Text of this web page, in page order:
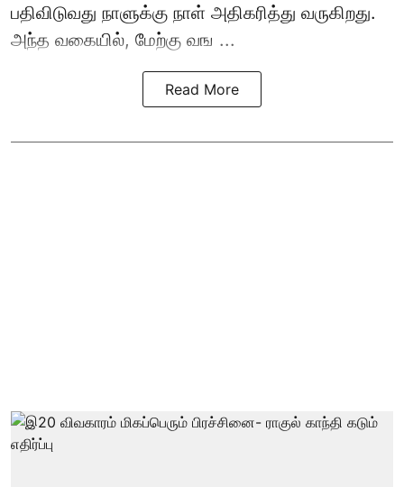
பதிவிடுவது நாளுக்கு நாள் அதிகரித்து வருகிறது.
அந்த வகையில், மேற்கு வங ...
Read More